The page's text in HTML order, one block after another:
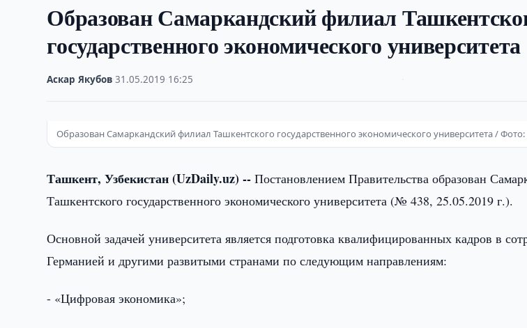
Образован Самаркандский филиал
государственного экономического университета
Аскар Якубов ·31.05.2019 16:25
Образован Самаркандский филиал Ташкентского государственного экономического университета / Фото:
Ташкент, Узбекистан (UzDaily.uz) --Постановлением Правительства образован
Ташкентского государственного экономического университета (№ 438, 25.05.2019 г.).
Основной задачей университета является подготовка квалифицированных кадров в
Германией и другими развитыми странами по следующим направлениям:
- «Цифровая экономика»;